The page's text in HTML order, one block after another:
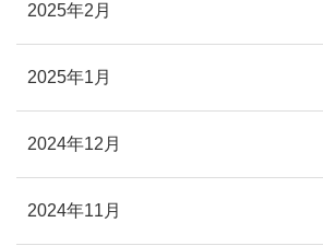
2025年2月
2025年1月
2024年12月
2024年11月